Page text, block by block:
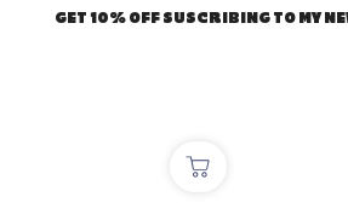
GET 10% OFF SUSCRIBING TO MY